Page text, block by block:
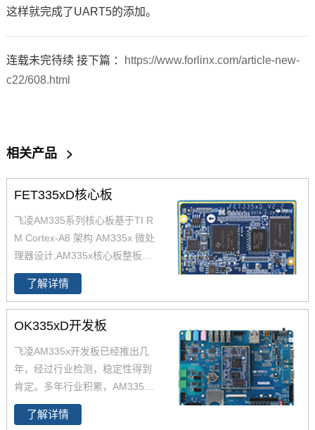
这样就完成了UART5的添加。
连载未完待续 接下篇 ：
https://www.forlinx.com/article-new-
c22/608.html
相关产品 >
FET335xD核心板
飞凌AM335系列核心板基于TI R
M Cortex-A8 架构 AM335x 微处
理器设计,AM335x核心板整板尺
寸47*71mm；AM335X核心板芯
片全部采用工业级用料；AM335
x核心板引脚丰富，引出200pinC
PU引脚，原生支持6路UART；A
M335x核心板支持 Linux3.2
操作
系统。更多AM335x系列概述，A
M335处理器特点请联系在线客服
了解详情
OK335xD开发板
飞凌AM335x开发板已经推出几
年，经过行业检测，稳定性得到
肯定。多年行业积累，AM335x
的解决方案涉及各行各业，欢迎
进店咨询。飞凌AM335x开发板
了解详情